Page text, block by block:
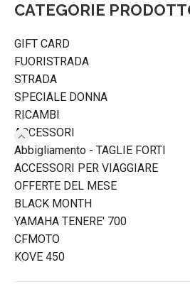
CATEGORIE
GIFT CARD
FUORISTRADA
STRADA
SPECIALE DONNA
RICAMBI
ACCESSORI
Abbigliamento - TAGLIE FORTI
ACCESSORI PER VIAGGIARE
OFFERTE DEL MESE
BLACK MONTH
YAMAHA TENERE' 700
CFMOTO
KOVE 450